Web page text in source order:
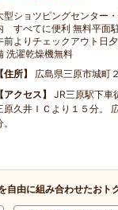
型ショツピングセンター
すべてに便利 無料平面
前よりチェックアウト日
洗濯乾燥機無料
住所
広島県三原市城町
アクセス
JR三原駅下車
原久井ＩＣより１５分。
自由に組み合わせたおト